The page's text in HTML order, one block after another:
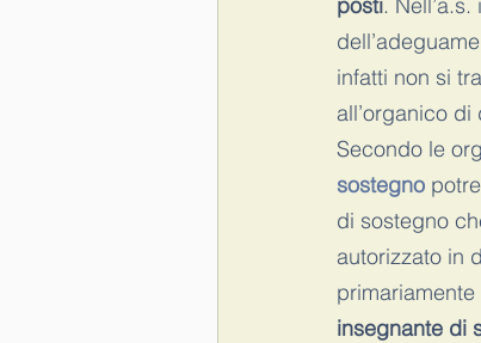
infatti non si
all’organico di
Secondo le
sostegno
di sostegno
autorizzato in
insegnante di